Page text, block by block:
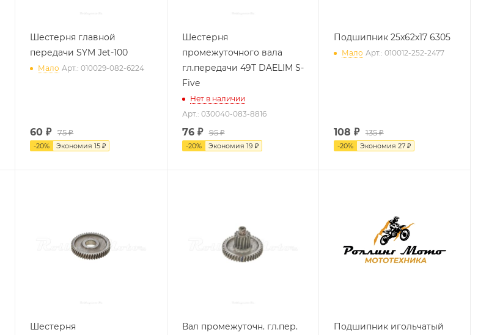
Шестерня главной
передачи SYM Jet-100
Мало Арт.: 010029-082-6224
60 ₽ 75 ₽
-20% Экономия15 ₽
Шестерня
промежуточного вала
гл.передачи 49T DAELIM S-
Five
Нет в наличии
Арт.: 030040-083-8816
76₽ 95 ₽
-20% Экономия 19 ₽
Подшипник 25x62x17 6305
Мало Арт.: 010012-252-2477
108 ₽ 135 ₽
-20% Экономия 27 ₽
Шестерня
Вал промежуточн. гл.пер.
Подшипник игольчатый